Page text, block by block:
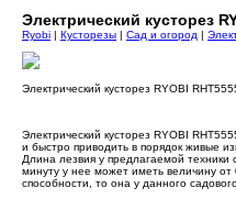
Электрический кусторез
Ryobi | Кусторезы | Сад и огород |
Электрический кусторез RYOBI
Электрический кусторез RYOBI
и быстро приводить в порядок живые
Длина лезвия у предлагаемой техники
минуту у нее может иметь величину
способности, то она у данного